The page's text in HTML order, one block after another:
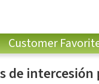
Customer
de